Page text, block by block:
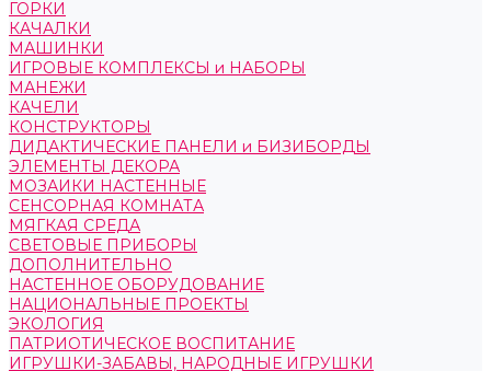
ГОРКИ
КАЧАЛКИ
МАШИНКИ
ИГРОВЫЕ КОМПЛЕКСЫ и НАБОРЫ
МАНЕЖИ
КАЧЕЛИ
КОНСТРУКТОРЫ
ДИДАКТИЧЕСКИЕ ПАНЕЛИ и БИЗИБОРДЫ
ЭЛЕМЕНТЫ ДЕКОРА
МОЗАИКИ НАСТЕННЫЕ
СЕНСОРНАЯ КОМНАТА
МЯГКАЯ СРЕДА
СВЕТОВЫЕ ПРИБОРЫ
ДОПОЛНИТЕЛЬНО
НАСТЕННОЕ ОБОРУДОВАНИЕ
НАЦИОНАЛЬНЫЕ ПРОЕКТЫ
ЭКОЛОГИЯ
ПАТРИОТИЧЕСКОЕ ВОСПИТАНИЕ
ИГРУШКИ-ЗАБАВЫ, НАРОДНЫЕ ИГРУШКИ